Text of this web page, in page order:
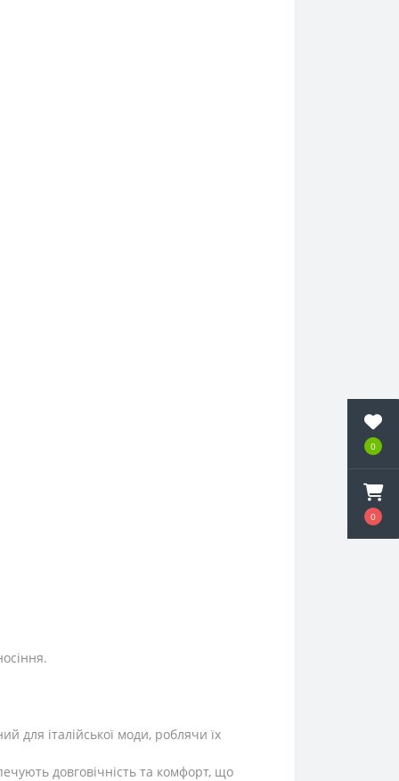
0
0
для італійської моди, роблячи їх
довговічність та комфорт, що